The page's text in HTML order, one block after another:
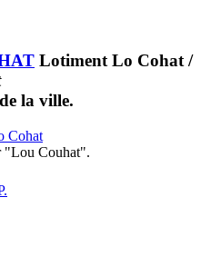
Lotiment Lo Cohat/
la ville.
Cohat
"Lou Couhat".